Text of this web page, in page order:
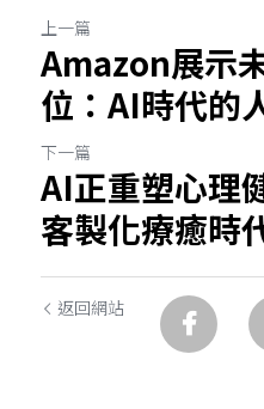
上一篇
Amazon展示
位：AI時代的
下一篇
AI正重塑心理
客製化療癒時
返回網站